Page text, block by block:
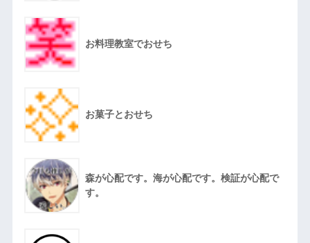
お料理教室でおせち
お菓子とおせち
森が心配です。海が心配です。検証が心配で
す。